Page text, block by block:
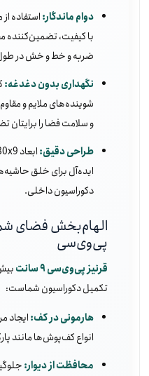
دوام ماندگار:استفاده
با کیفیت، تضمین‌کننده
ضربه و خط و خش در
نگهداری بدون دغدغه:
شوینده‌های ملایم و
و سلامت فضا را برایتان
طراحی دقیق:
ایده‌آل برای خلق
دکوراسیون داخلی.
الهام‌بخش فضای
پی‌وی‌سی
قرنیز پی‌وی‌سی ۹ سانت
تکمیل دکوراسیون شماست:
هارمونی در کف:ایجاد
انواع کف‌پوش‌ها مانند
محافظت از دیوار: